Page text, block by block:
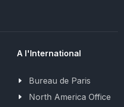
A l'International
Bureau de Paris
North America Office